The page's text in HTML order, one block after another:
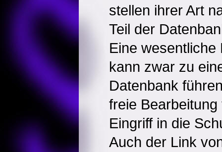
stellen ihrer Art
Teil der
Eine
kann zwar zu
Datenbank
freie
Eingriff in die
Auch der Link